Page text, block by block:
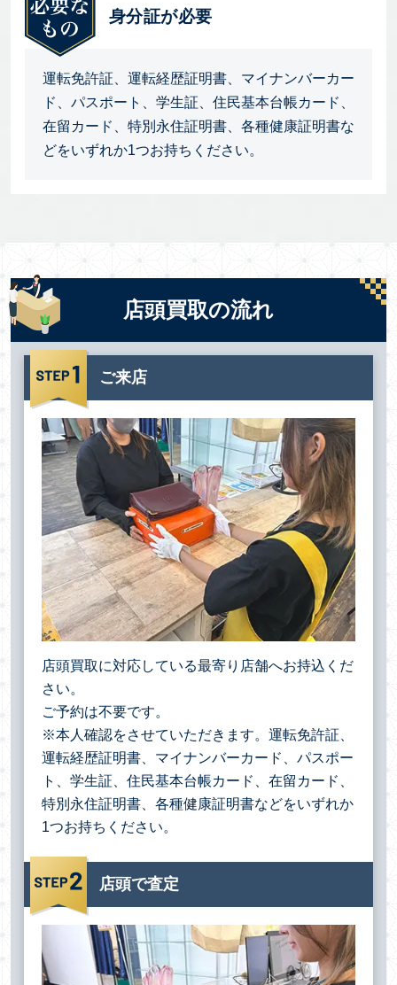
身分証が必要
運転免許証、運転経歴証明書、マイナンバーカー
ド、パスポート、学生証、住民基本台帳カード、
在留カード、特別永住証明書、各種健康証明書な
どをいずれか1つお持ちください。
店頭買取の流れ
ご来店
店頭買取に対応している最寄り店舗へお持込くだ
さい。
ご予約は不要です。
※本人確認をさせていただきます。運転免許証、
運転経歴証明書、マイナンバーカード、パスポー
ト、学生証、住民基本台帳カード、在留カード、
特別永住証明書、各種健康証明書などをいずれか
1つお持ちください。
店頭で査定